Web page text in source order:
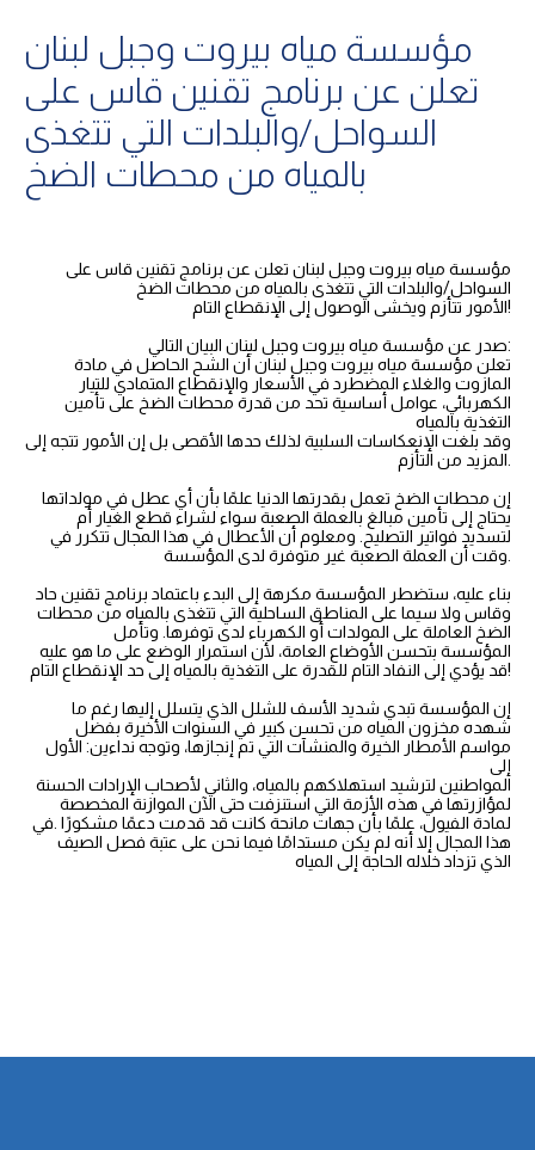
مؤسسة مياه بيروت وجبل لبنان
تعلن عن برنامج تقنين قاس على
السواحل/والبلدات التي تتغذى
بالمياه من محطات الضخ
مؤسسة مياه بيروت وجبل لبنان تعلن عن برنامج تقنين قاس على
السواحل/والبلدات التي تتغذى بالمياه من محطات الضخ
الأمور تتأزم ويخشى الوصول إلى الإنقطاع التام!
صدر عن مؤسسة مياه بيروت وجبل لبنان البيان التالي:
تعلن مؤسسة مياه بيروت وجبل لبنان أن الشح الحاصل في مادة
المازوت والغلاء المضطرد في الأسعار والإنقطاع المتمادي للتيار
الكهربائي، عوامل أساسية تحد من قدرة محطات الضخ على تأمين
التغذية بالمياه
وقد بلغت الإنعكاسات السلبية لذلك حدها الأقصى بل إن الأمور تتجه إلى
إن محطات الضخ تعمل بقدرتها الدنيا علمًا بأن أي عطل في مولداتها
يحتاج إلى تأمين مبالغ بالعملة الصعبة سواء لشراء قطع الغيار أم
لتسديد فواتير التصليح. ومعلوم أن الأعطال في هذا المجال تتكرر في
بناء عليه، ستضطر المؤسسة مكرهة إلى البدء باعتماد برنامج تقنين حاد
وقاس ولا سيما على المناطق الساحلية التي تتغذى بالمياه من محطات
الضخ العاملة على المولدات أو الكهرباء لدى توفرها. وتأمل
المؤسسة بتحسن الأوضاع العامة، لأن استمرار الوضع على ما هو عليه
قد يؤدي إلى النفاد التام للقدرة على التغذية بالمياه إلى حد الإنقطاع التام!
إن المؤسسة تبدي شديد الأسف للشلل الذي يتسلل إليها رغم ما
شهده مخزون المياه من تحسن كبير في السنوات الأخيرة بفضل
مواسم الأمطار الخيرة والمنشآت التي تم إنجازها، وتوجه نداءين: الأول
إلى
المواطنين لترشيد استهلاكهم بالمياه، والثاني لأصحاب الإرادات الحسنة
لمؤازرتها في هذه الأزمة التي استنزفت حتى الآن الموازنة المخصصة
لمادة الفيول، علمًا بأن جهات مانحة كانت قد قدمت دعمًا مشكورًا .في
هذا المجال إلا أنه لم يكن مستدامًا فيما نحن على عتبة فصل الصيف
الذي تزداد خلاله الحاجة إلى المياه